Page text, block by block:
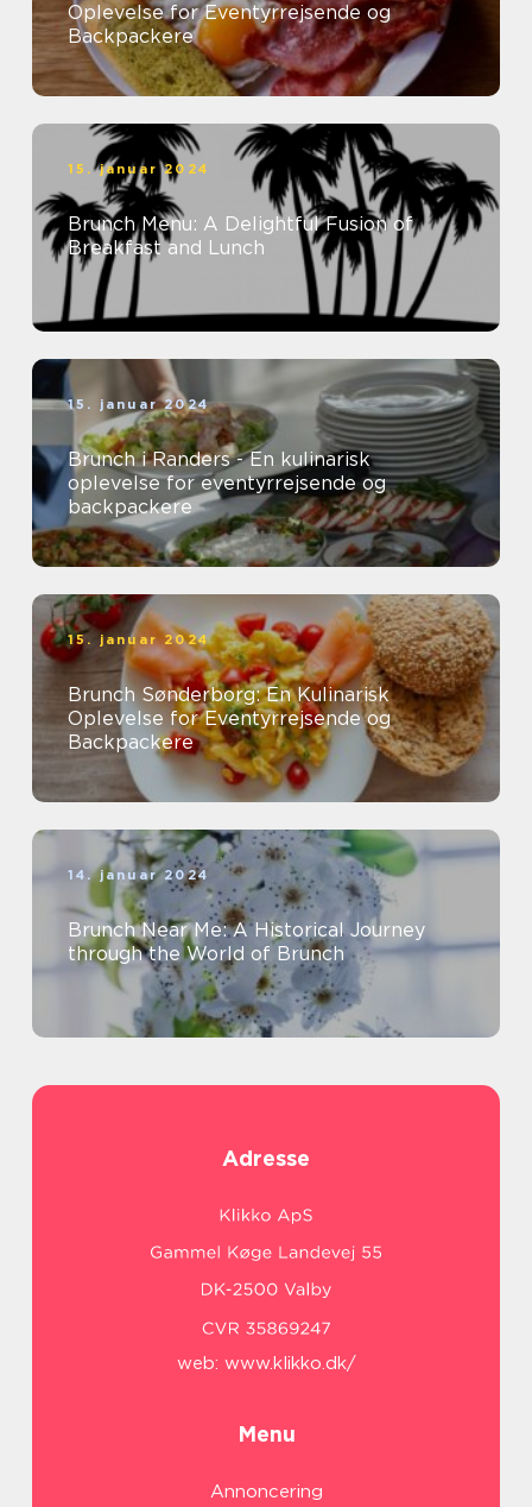
Oplevelse for Eventyrrejsende og
Backpackere
15. januar 2024
Brunch Menu: A Delightful Fusion of
Breakfast and Lunch
15. januar 2024
Brunch i Randers - En kulinarisk
oplevelse for eventyrrejsende og
backpackere
15. januar 2024
Brunch Sønderborg: En Kulinarisk
Oplevelse for Eventyrrejsende og
Backpackere
14. januar 2024
Brunch Near Me: A Historical Journey
through the World of Brunch
Adresse
web: www.klikko.dk/
Menu
Annoncering